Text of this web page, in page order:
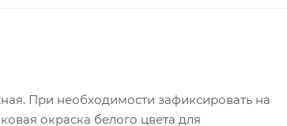
При необходимости зафиксировать на
окраска белого цвета для